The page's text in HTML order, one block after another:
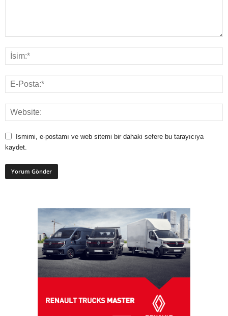
Ismimi, e-postamı ve web sitemi bir dahaki sefere bu tarayıcıya
kaydet.